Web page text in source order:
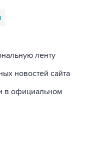
ленту
новостей сайта
в официальном